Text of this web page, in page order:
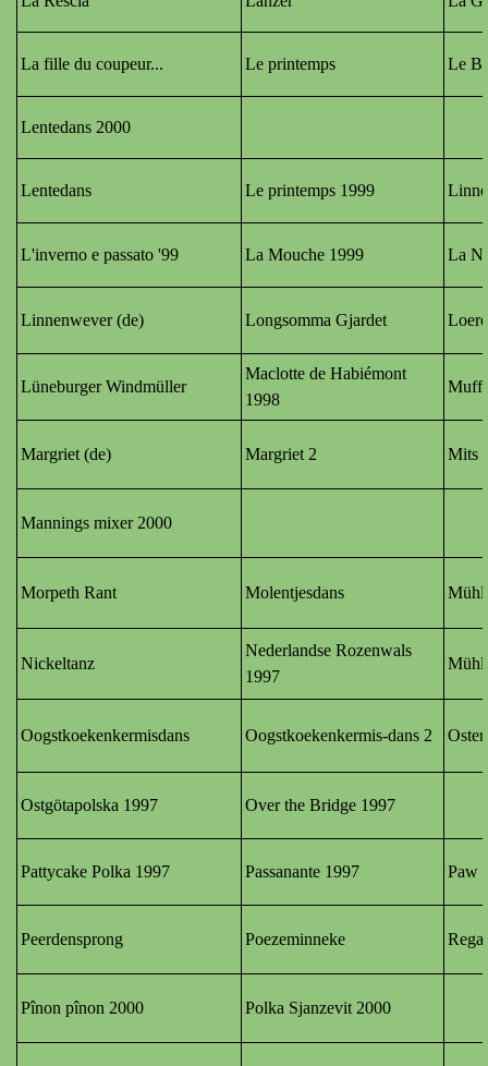
La fille du coupeur... Le printemps Le
Lentedans 2000
Lentedans Le printemps 1999
L'inverno e passato '99 La Mouche 1999 La
Linnenwever (de) Longsomma Gjardet
Lüneburger Windmüller
Maclotte de Habiémont
1998
Margriet (de) Margriet 2 Mits
Mannings mixer 2000
Morpeth Rant Molentjesdans
Nickeltanz
Nederlandse Rozenwals
1997
Oogstkoekenkermisdans Oogstkoekenkermis-dans 2 O
Ostgötapolska 1997 Over the Bridge 1997
Pattycake Polka 1997 Passanante 1997 Paw
Peerdensprong Poezeminneke
Pînon pînon 2000 Polka Sjanzevit 2000